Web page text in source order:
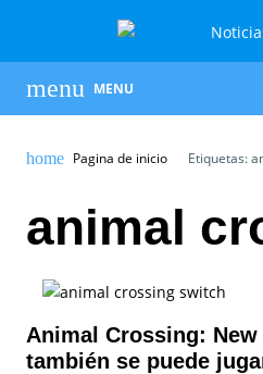
MENU
Pagina de inicio Etiquetas:
animal
Animal Crossing:
también se puede